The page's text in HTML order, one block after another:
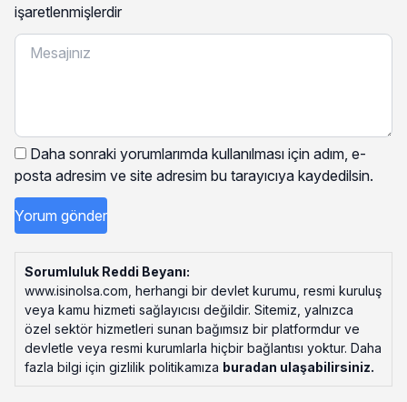
işaretlenmişlerdir
Daha sonraki yorumlarımda kullanılması için adım, e-
posta adresim ve site adresim bu tarayıcıya kaydedilsin.
Sorumluluk Reddi Beyanı:
www.isinolsa.com, herhangi bir devlet kurumu, resmi kuruluş
veya kamu hizmeti sağlayıcısı değildir. Sitemiz, yalnızca
özel sektör hizmetleri sunan bağımsız bir platformdur ve
devletle veya resmi kurumlarla hiçbir bağlantısı yoktur. Daha
fazla bilgi için gizlilik politikamıza buradan ulaşabilirsiniz.